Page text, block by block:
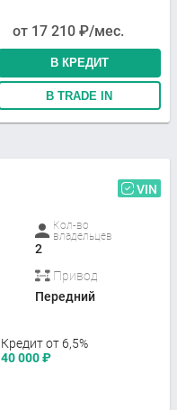
от 17 210 ₽/мес.
В КРЕДИТ
В TRADE IN
VIN
Кол-во
владельцев
2
Привод
Передний
Кредит от 6,5%
40 000₽